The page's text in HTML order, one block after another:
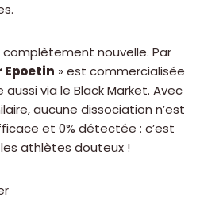
nouvelle. Par
Epoetin » est commercialisée
via le Black Market. Avec
aucune dissociation n’est
et 0% détectée : c’est
athlètes douteux !